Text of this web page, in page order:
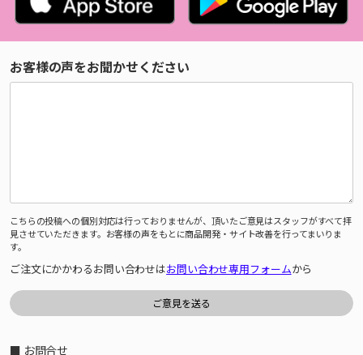
お客様の声をお聞かせください
こちらの投稿への個別対応は行っておりませんが、頂いたご意見はスタッフがすべて拝
見させていただきます。お客様の声をもとに商品開発・サイト改善を行ってまいりま
す。
ご注文にかかわるお問い合わせはお問い合わせ専用フォームから
■ お問合せ